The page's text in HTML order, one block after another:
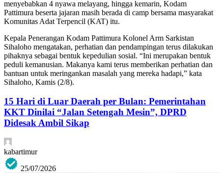
menyebabkan 4 nyawa melayang, hingga kemarin, Kodam
Pattimura beserta jajaran masih berada di camp bersama masyarakat
Komunitas Adat Terpencil (KAT) itu.
Kepala Penerangan Kodam Pattimura Kolonel Arm Sarkistan
Sihaloho mengatakan, perhatian dan pendampingan terus dilakukan
pihaknya sebagai bentuk kepedulian sosial. “Ini merupakan bentuk
peduli kemanusian. Makanya kami terus memberikan perhatian dan
bantuan untuk meringankan masalah yang mereka hadapi,” kata
Sihaloho, Kamis (2/8).
15 Hari di Luar Daerah per Bulan: Pemerintahan
KKT Dinilai “Jalan Setengah Mesin”, DPRD
Didesak Ambil Sikap
kabartimur
25/07/2026